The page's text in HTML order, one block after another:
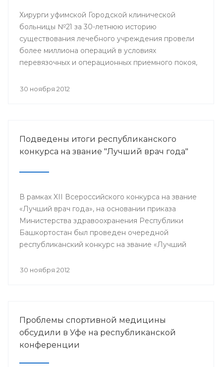
Хирурги уфимской Городской клинической
больницы №21 за 30-летнюю историю
существования лечебного учреждения провели
более миллиона операций в условиях
перевязочных и операционных приемного покоя,
вмешательств.
30 ноября 2012
Подведены итоги республиканского
конкурса на звание "Лучший врач года"
В рамках XII Всероссийского конкурса на звание
«Лучший врач года», на основании приказа
Министерства здравоохранения Республики
Башкортостан был проведен очередной
республиканский конкурс на звание «Лучший
претендента по 23 номинациям из 40
30 ноября 2012
Проблемы спортивной медицины
обсудили в Уфе на республиканской
конференции